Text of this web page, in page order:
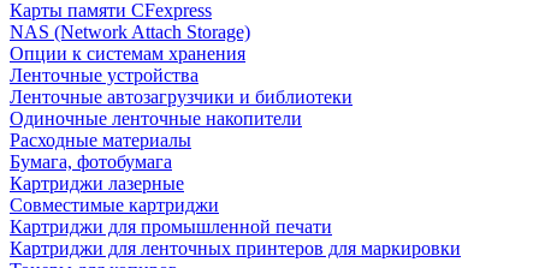
Карты памяти CFexpress
NAS (Network Attach Storage)
Опции к системам хранения
Ленточные устройства
Ленточные автозагрузчики и библиотеки
Одиночные ленточные накопители
Расходные материалы
Бумага, фотобумага
Картриджи лазерные
Совместимые картриджи
Картриджи для промышленной печати
Картриджи для ленточных принтеров для маркировки